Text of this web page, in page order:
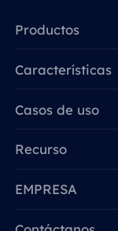
Productos
Características
Casos de uso
Recurso
EMPRESA